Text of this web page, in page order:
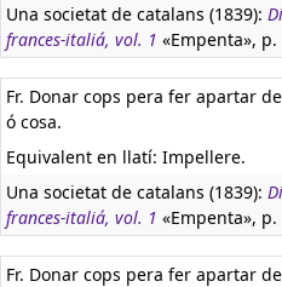
Una societat de catalans (1839):
frances-italiá, vol. 1 «Empenta»,
Fr. Donar cops pera fer apartar
ó cosa.
Equivalent en llatí: Impellere.
Una societat de catalans (1839):
frances-italiá, vol. 1 «Empenta»,
Fr. Donar cops pera fer apartar